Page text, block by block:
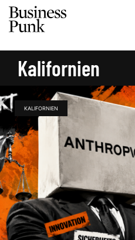
Kalifornien
KALIFORNIEN